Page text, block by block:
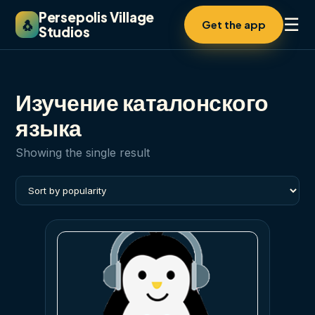
🐧 Persepolis Village
Studios
Get the app ☰
Изучение каталонского
языка
Showing the single result